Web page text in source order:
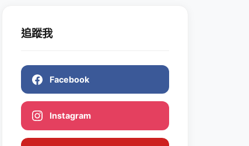
追蹤我
Facebook
Instagram